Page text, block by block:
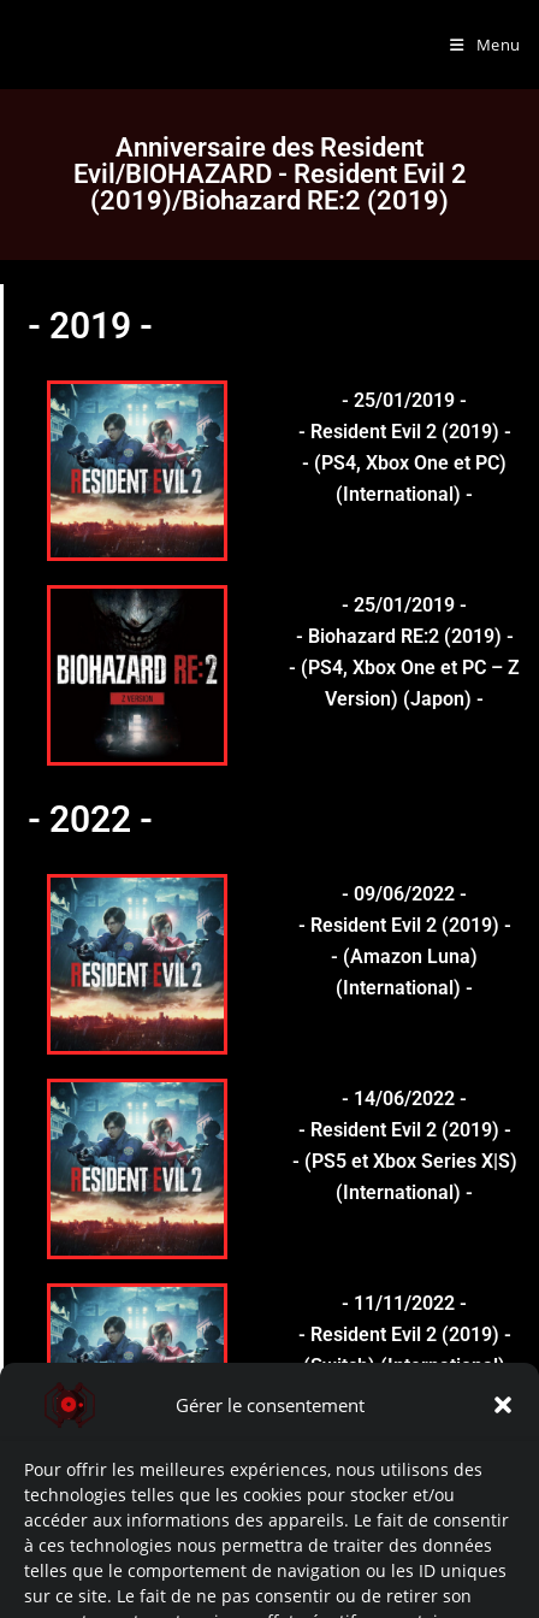
Gérer le consentement
Pour offrir les meilleures expériences, nous utilisons des
technologies telles que les cookies pour stocker et/ou
accéder aux informations des appareils. Le fait de consentir
à ces technologies nous permettra de traiter des données
telles que le comportement de navigation ou les ID uniques
sur ce site. Le fait de ne pas consentir ou de retirer son
Menu
Anniversaire des Resident
Evil/BIOHAZARD - Resident Evil 2
(2019)/Biohazard RE:2 (2019)
- 2019 -
- 25/01/2019 -
- Resident Evil 2 (2019) -
- (PS4, Xbox One et PC)
(International) -
- 25/01/2019 -
- Biohazard RE:2 (2019) -
- (PS4, Xbox One et PC – Z
Version) (Japon) -
- 2022 -
- 09/06/2022 -
- Resident Evil 2 (2019) -
- (Amazon Luna)
(International) -
- 14/06/2022 -
- Resident Evil 2 (2019) -
- (PS5 et Xbox Series X|S)
(International) -
- 11/11/2022 -
- Resident Evil 2 (2019) -
- (Switch) (International) -
- 2024 -
- 10/12/2024 -